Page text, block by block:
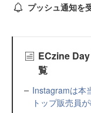
プッシュ通知を
ECzine
覧
Instagramは本
トップ販売員